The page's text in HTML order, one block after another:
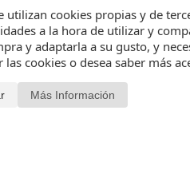
utilizan cookies propias y de
a la hora de utilizar y
y adaptarla a su gusto, y
las cookies o desea saber más
Más Información